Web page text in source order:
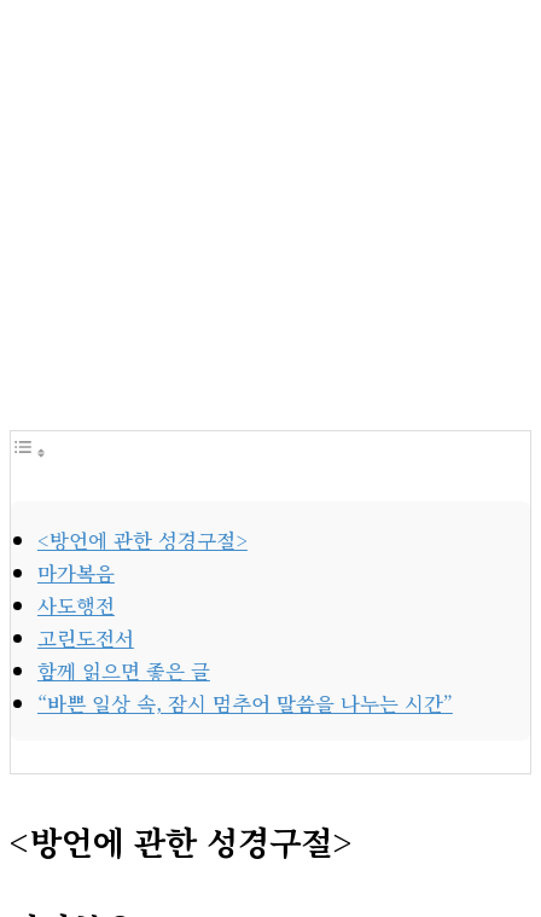
<방언에 관한 성경구절>
마가복음
사도행전
고린도전서
함께 읽으면 좋은 글
“바쁜 일상 속, 잠시 멈추어 말씀을 나누는 시간”
<방언에 관한 성경구절>